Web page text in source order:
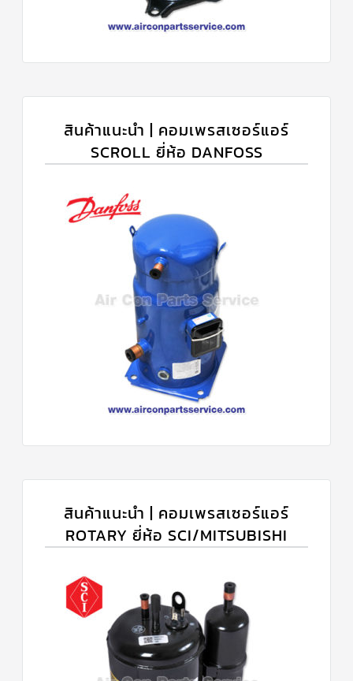
สินค้าแนะนำ | คอมเพรสเซอร์แอร์
SCROLL ยี่ห้อ DANFOSS
สินค้าแนะนำ | คอมเพรสเซอร์แอร์
ROTARY ยี่ห้อ SCI/MITSUBISHI